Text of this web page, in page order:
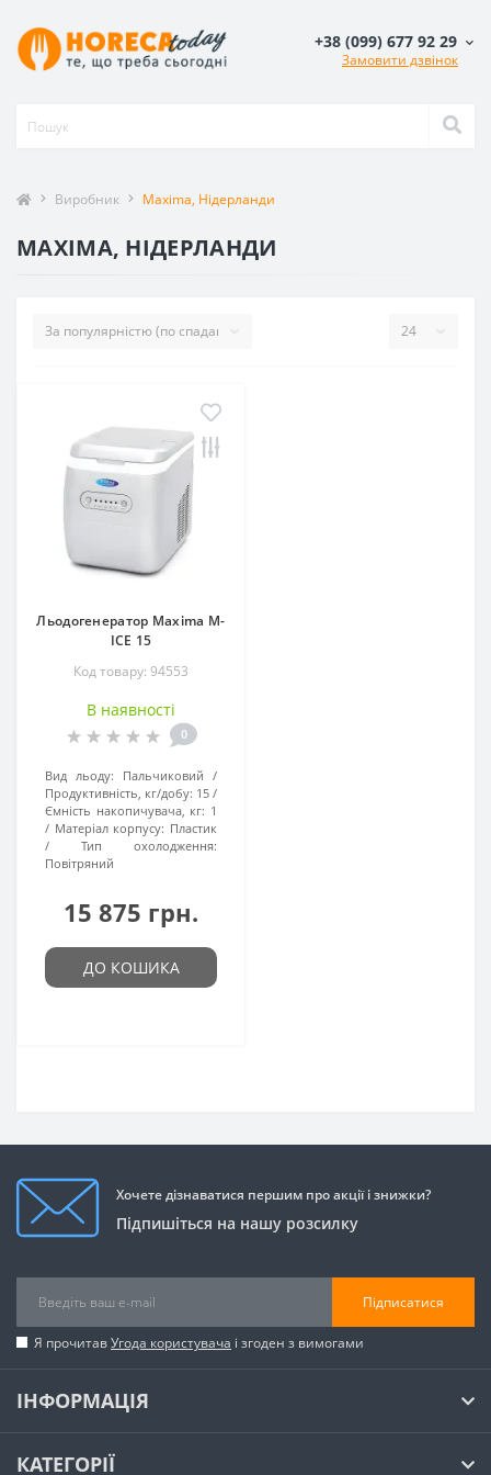
+38 (099) 677 92 29
Замовити дзвінок
Виробник Maxima, Нідерланди
MAXIMA, НІДЕРЛАНДИ
Льодогенератор Maxima M-
ICE 15
Код товару: 94553
В наявності
0
Вид льоду:
Пальчиковий
Продуктивність, кг/добу: 15
Ємність накопичувача, кг: 1
Матеріал корпусу: Пластик
Тип охолодження:
Повітряний
15 875 грн.
ДО КОШИКА
Хочете дізнаватися першим про акції і знижки?
Підпишіться на нашу розсилку
Підписатися
Я прочитавУгода користувача і згоден з вимогами
ІНФОРМАЦІЯ
КАТЕГОРІЇ